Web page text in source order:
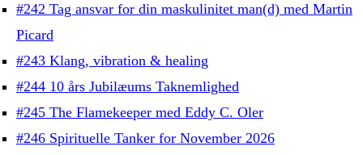
#242 Tag ansvar for din maskulinitet man(d) med Martin
Picard
#243 Klang, vibration & healing
#244 10 års Jubilæums Taknemlighed
#245 The Flamekeeper med Eddy C. Oler
#246 Spirituelle Tanker for November 2026